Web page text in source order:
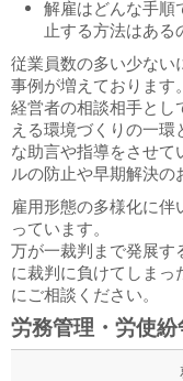
解雇はどんな手順
止する方法はある
従業員数の多い少ない
事例が増えております。
経営者の相談相手とし
える環境づくりの一
な助言や指導をさせ
ルの防止や早期解決の
雇用形態の多様化に
っています。
万が一裁判まで発展す
に裁判に負けてしま
にご相談ください。
労務管理・労使